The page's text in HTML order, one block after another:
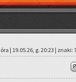
| 19.05.26, g. 20:23 | znaki: